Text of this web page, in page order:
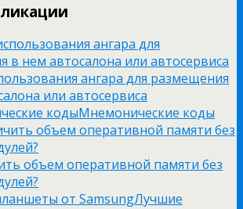
ангара для размещения
или автосервиса
Мнемонические коды
объем оперативной памяти без
Лучшие